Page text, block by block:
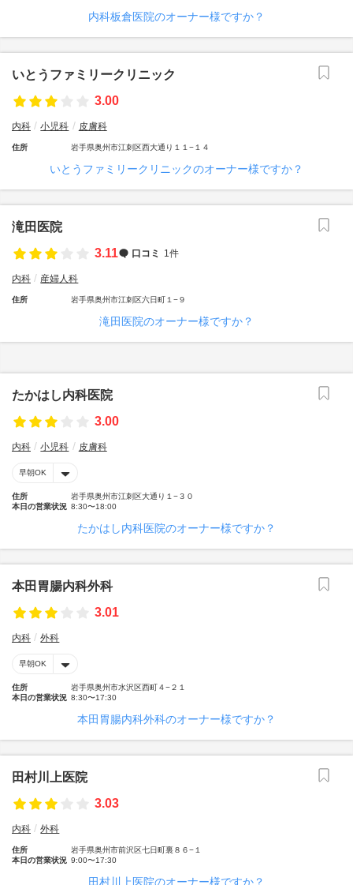
内科板倉医院のオーナー様ですか？
いとうファミリークリニック
3.00
内科 小児科 皮膚科
住所 岩手県奥州市江刺区西大通り１１−１４
いとうファミリークリニックのオーナー様ですか？
滝田医院
3.11
口コミ 1件
内科 産婦人科
住所 岩手県奥州市江刺区六日町１−９
滝田医院のオーナー様ですか？
たかはし内科医院
3.00
内科 小児科 皮膚科
早朝OK
住所
岩手県奥州市江刺区大通り１−３０
本日の営業状況 8:30〜18:00
たかはし内科医院のオーナー様ですか？
本田胃腸内科外科
3.01
内科 外科
早朝OK
住所
岩手県奥州市水沢区西町４−２１
本日の営業状況 8:30〜17:30
本田胃腸内科外科のオーナー様ですか？
田村川上医院
3.03
内科 外科
住所
岩手県奥州市前沢区七日町裏８６−１
本日の営業状況 9:00〜17:30
田村川上医院のオーナー様ですか？